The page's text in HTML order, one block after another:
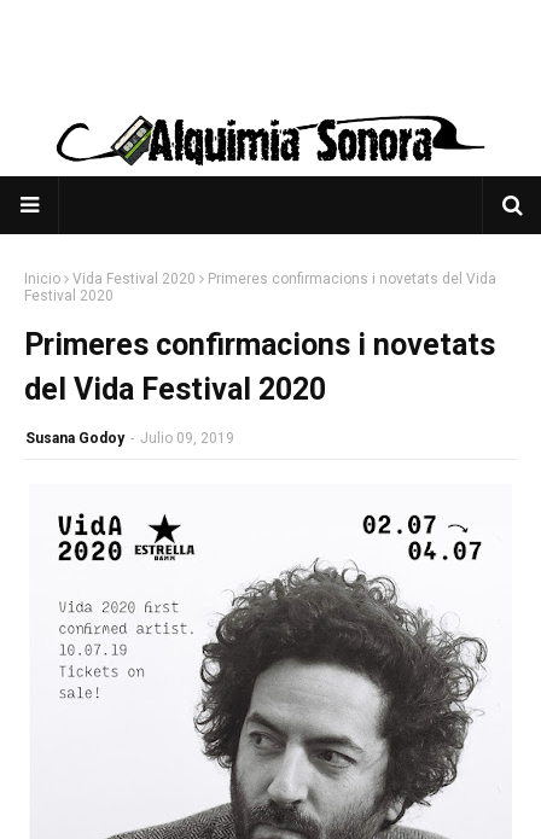
Inicio Vida Festival 2020
Primeres confirmacions i novetats del Vida
Festival 2020
Primeres confirmacions i novetats
del Vida Festival 2020
Susana Godoy - Julio 09, 2019